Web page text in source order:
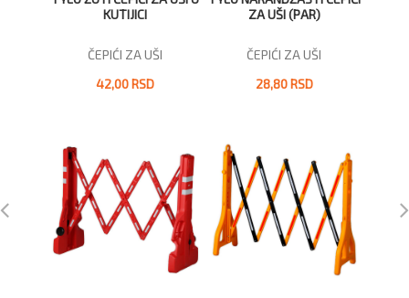
KUTIJICI
ČEPIĆI ZA UŠI
42,00 RSD
ZA UŠI (PAR)
ČEPIĆI ZA UŠI
28,80 RSD